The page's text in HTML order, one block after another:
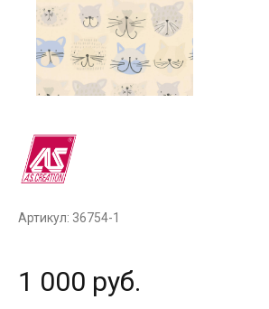
Артикул: 36754-1
1 000 руб.